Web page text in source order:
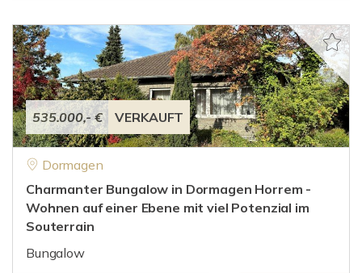
535.000,- € VERKAUFT
Dormagen
Charmanter Bungalow in Dormagen Horrem -
Wohnen auf einer Ebene mit viel Potenzial im
Souterrain
Bungalow